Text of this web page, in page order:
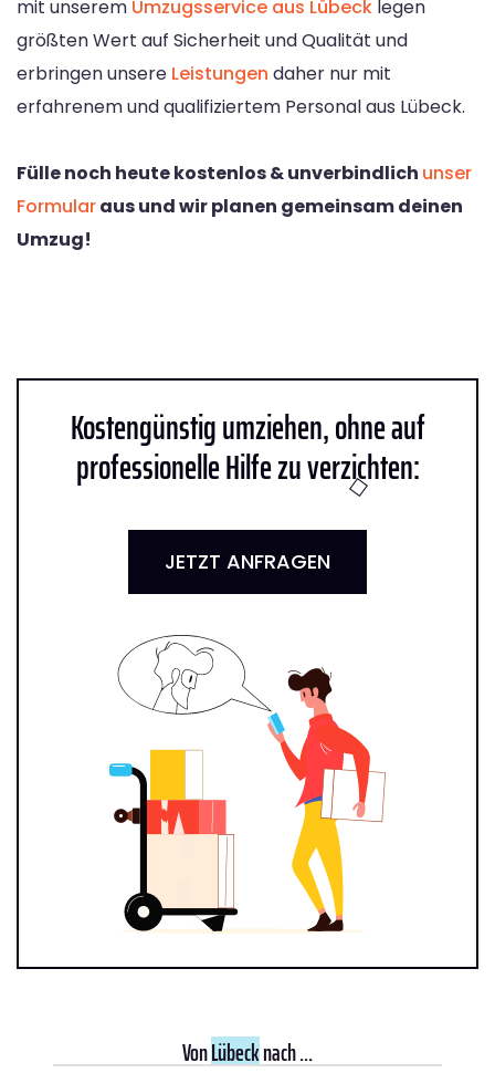
mit unserem Umzugsservice aus Lübeck legen
größten Wert auf Sicherheit und Qualität und
erbringen unsere Leistungen daher nur mit
erfahrenem und qualifiziertem Personal aus Lübeck.
Fülle noch heute kostenlos & unverbindlich unser
Formularaus und wir planen gemeinsam deinen
Umzug!
Kostengünstig umziehen, ohne auf
professionelle Hilfe zu verzichten:
JETZT ANFRAGEN
VonLübecknach ...